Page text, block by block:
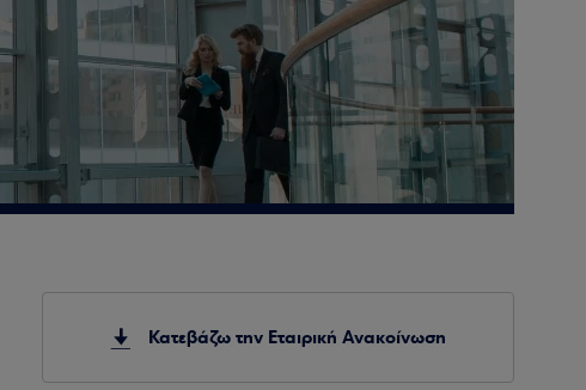
Κατεβάζω την Εταιρική Ανακοίνωση